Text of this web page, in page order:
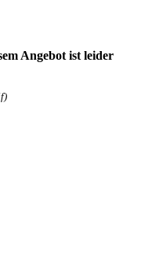
Angebot ist leider